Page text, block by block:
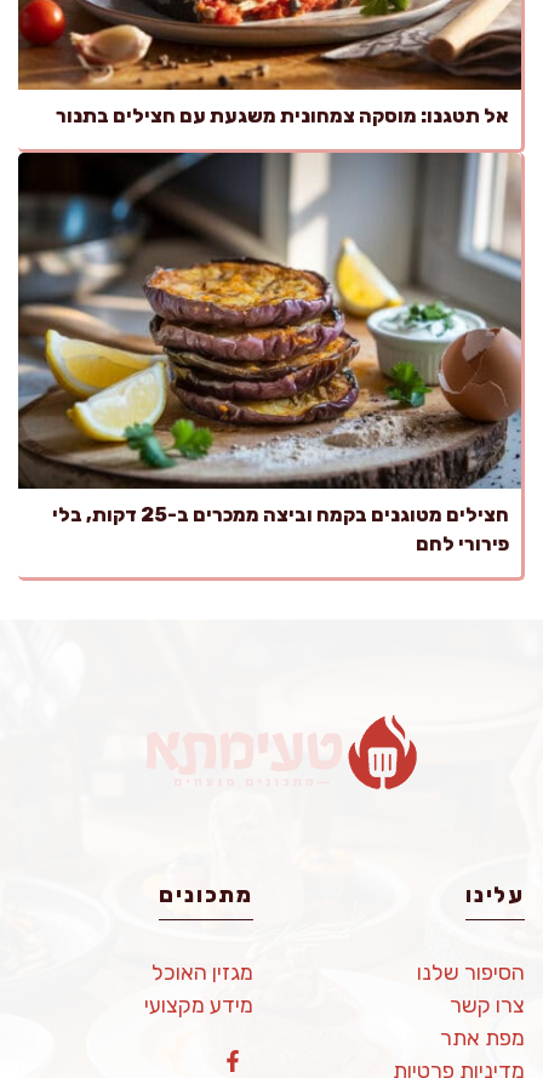
אל תטגנו: מוסקה צמחונית משגעת עם חצילים בתנור
חצילים מטוגנים בקמח וביצה ממכרים ב-25 דקות, בלי
פירורי לחם
עלינו
הסיפור שלנו
צרו קשר
מפת אתר
מדיניות פרטיות
מתכונים
מגזין האוכל
מידע מקצועי